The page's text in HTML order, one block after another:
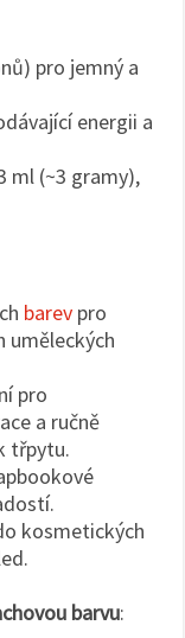
pro jemný a
energii a
ml (~3 gramy),
barev pro
uměleckých
pro
a ručně
třpytu.
kosmetických
barvu: